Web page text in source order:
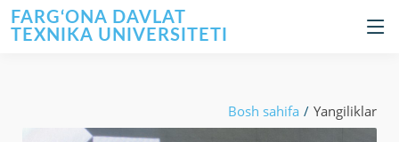
FARG‘ONA DAVLAT
TEXNIKA UNIVERSITETI
Bosh sahifa Yangiliklar